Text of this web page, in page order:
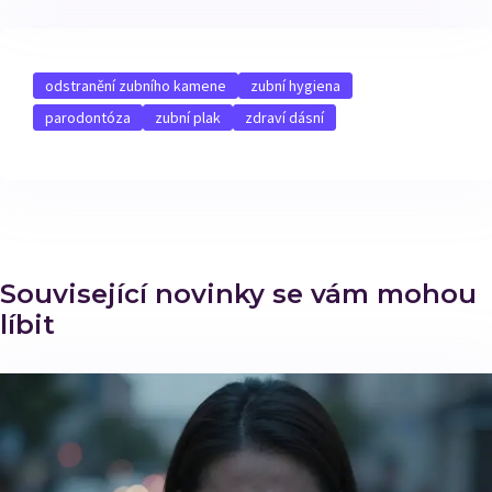
odstranění zubního kamene
zubní hygiena
parodontóza
zubní plak zdraví dásní
Související novinky se vám mohou
líbit